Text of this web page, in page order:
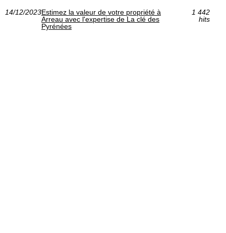
14/12/2023Estimez la valeur de votre propriété à
Arreau avec l'expertise de La clé des
Pyrénées
1 442
hits